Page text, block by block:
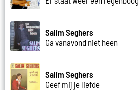
Salim Seghers
Ga vanavond niet heen
Salim Seghers
Geef mij je liefde